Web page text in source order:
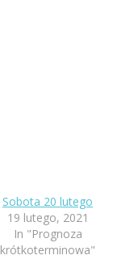
Sobota 20 lutego
19 lutego, 2021
In "Prognoza
krótkoterminowa"